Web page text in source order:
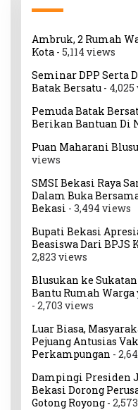
Ambruk, 2 Rumah
Kota- 5,114 views
Seminar DPP Serta
Batak Bersatu- 4,025
Pemuda Batak
Berikan Bantuan Di
Puan Maharani
views
SMSI Bekasi Raya
Dalam Buka
Bekasi - 3,494 views
Bupati Bekasi
Beasiswa Dari BPJS
2,823 views
Blusukan ke
Bantu Rumah
- 2,703 views
Luar Biasa,
Pejuang Antusias
Perkampungan -
Dampingi Presiden
Bekasi Dorong
Gotong Royong-